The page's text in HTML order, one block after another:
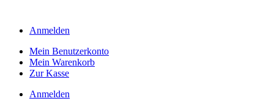
Anmelden
Mein Benutzerkonto
Mein Warenkorb
Zur Kasse
Anmelden